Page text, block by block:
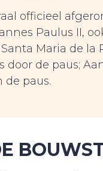
officieel
Paulus II,
Maria de
door de paus;
de paus.